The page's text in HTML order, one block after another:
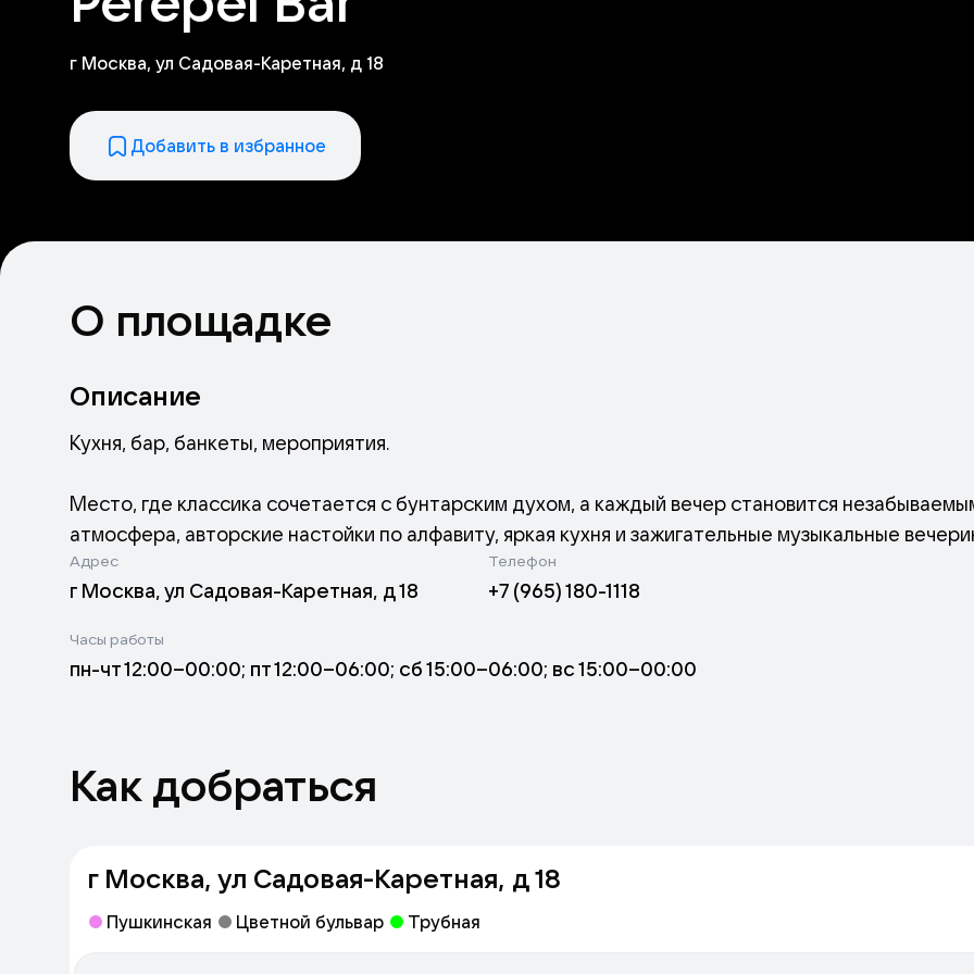
г Москва, ул Садовая-Каретная, д 18
Добавить в избранное
О площадке
Описание
Кухня, бар, банкеты, мероприятия.
Место, где классика сочетается с бунтарским духом, а каждый вечер становится
атмосфера, авторские настойки по алфавиту, яркая кухня и зажигательные музыкальные
зовут в танец. Живые концерты, стендапы и квизы, а команда делает всё, чтобы вы чувствовали
Адрес
г Москва, ул Садовая-Каретная, д 18
Телефон
+7 (965) 180-1118
Часы работы
пн-чт 12:00–00:00; пт 12:00–06:00; сб 15:00–06:00; вс 15:00–00:00
Как добраться
г Москва, ул Садовая-Каретная, д 18
Пушкинская Цветной бульвар Трубная